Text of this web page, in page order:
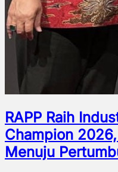
RAPP Raih
Champion
Menuju